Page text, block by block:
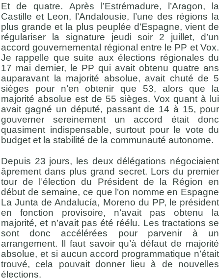
Et de quatre. Après l’Estrémadure, l’Aragon, la
Castille et Leon, l’Andalousie, l’une des régions la
plus grande et la plus peuplée d’Espagne, vient de
régulariser la signature jeudi soir 2 juillet, d’un
accord gouvernemental régional entre le PP et Vox.
Je rappelle que suite aux élections régionales du
17 mai dernier, le PP qui avait obtenu quatre ans
auparavant la majorité absolue, avait chuté de 5
sièges pour n’en obtenir que 53, alors que la
majorité absolue est de 55 sièges. Vox quant à lui
avait gagné un député, passant de 14 à 15, pour
gouverner sereinement un accord était donc
quasiment indispensable, surtout pour le vote du
budget et la stabilité de la communauté autonome.
Depuis 23 jours, les deux délégations négociaient
âprement dans plus grand secret. Lors du premier
tour de l’élection du Président de la Région en
début de semaine, ce que l’on nomme en Espagne
La Junta de Andalucía, Moreno du PP, le président
en fonction provisoire, n’avait pas obtenu la
majorité, et n’avait pas été réélu. Les tractations se
sont donc accélérées pour parvenir à un
arrangement. Il faut savoir qu’à défaut de majorité
absolue, et si aucun accord programmatique n’était
trouvé, cela pouvait donner lieu à de nouvelles
élections.